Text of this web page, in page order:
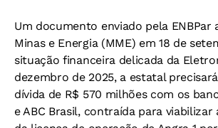
Um documento enviado pela ENBPar
Minas e Energia (MME) em 18 de
situação financeira delicada da
dezembro de 2025, a estatal
dívida de R$ 570 milhões com os
e ABC Brasil, contraída para